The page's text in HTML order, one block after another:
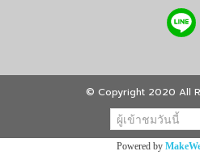
© Copyright 2020 All
ผู้เข้าชมวันนี้
Powered by